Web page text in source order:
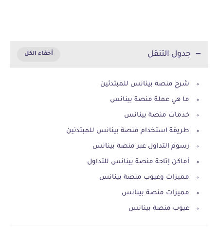
جدول التنقل
شرح منصة بينانس للمبتدئين
ما هي عملة منصة بينانس
خدمات منصة بينانس
طريقة استخدام منصة بينانس للمبتدئين
رسوم التداول عبر منصة بينانس
أماكن إتاحة منصة بينانس للتداول
مميزات وعيوب منصة بينانس
مميزات منصة بينانس
عيوب منصة بينانس